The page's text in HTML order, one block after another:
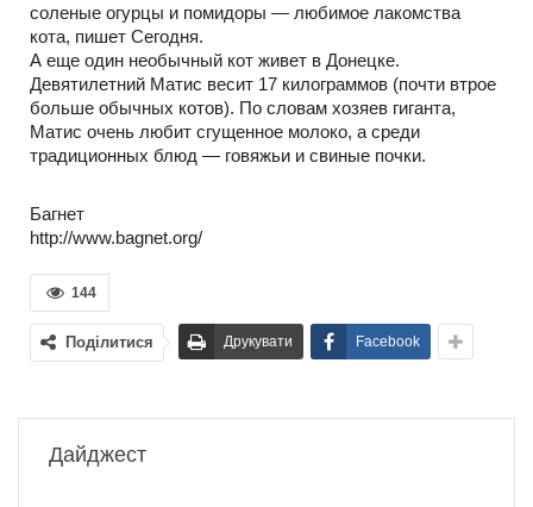
соленые огурцы и помидоры — любимое лакомства
кота, пишет Сегодня.
А еще один необычный кот живет в Донецке.
Девятилетний Матис весит 17 килограммов (почти втрое
больше обычных котов). По словам хозяев гиганта,
Матис очень любит сгущенное молоко, а среди
традиционных блюд — говяжьи и свиные почки.
Багнет
http://www.bagnet.org/
144
Поділитися Друкувати Facebook
Дайджест